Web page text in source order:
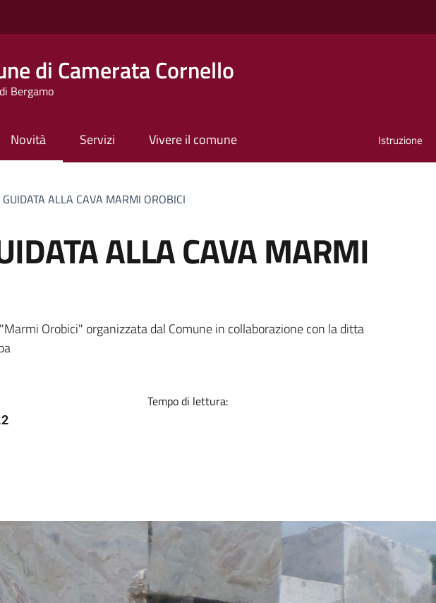
di Camerata Cornello
Bergamo
Novità Servizi Vivere il comune Istruzione
GUIDATA ALLA CAVA MARMI OROBICI
ALLA CAVA MARMI
notizia
Orobici" organizzata dal Comune in collaborazione con la ditta
Tempo di lettura: